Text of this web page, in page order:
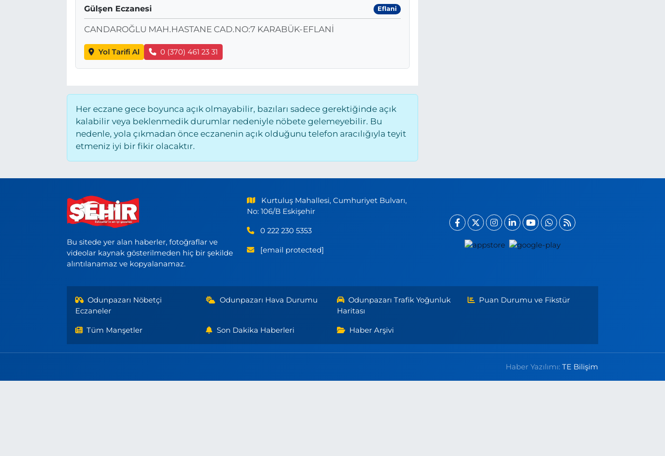
Gülşen Eczanesi Eflani
CANDAROĞLU MAH.HASTANE CAD.NO:7 KARABÜK-EFLANİ
Yol Tarifi Al 0 (370) 461 23 31
Her eczane gece boyunca açık olmayabilir, bazıları sadece gerektiğinde açık
kalabilir veya beklenmedik durumlar nedeniyle nöbete gelemeyebilir. Bu
nedenle, yola çıkmadan önce eczanenin açık olduğunu telefon aracılığıyla teyit
etmeniz iyi bir fikir olacaktır.
Bu sitede yer alan haberler, fotoğraflar ve
videolar kaynak gösterilmeden hiç bir şekilde
alıntılanamaz ve kopyalanamaz.
Kurtuluş Mahallesi, Cumhuriyet Bulvarı,
No: 106/B Eskişehir
0 222 230 5353
[email protected]
Odunpazarı Nöbetçi
Eczaneler
Odunpazarı Hava Durumu
Odunpazarı Trafik Yoğunluk
Haritası
Puan Durumu ve Fikstür
Tüm Manşetler Son Dakika Haberleri Haber Arşivi
Haber Yazılımı:TE Bilişim
RESMİ İLAN